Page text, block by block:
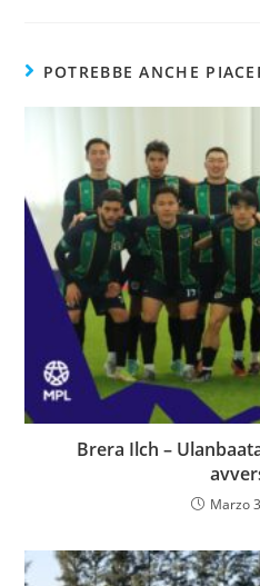
POTREBBE ANCHE
Brera Ilch –
Marzo